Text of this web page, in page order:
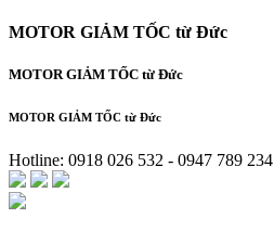
MOTOR GIẢM TỐC từ Đức
MOTOR GIẢM TỐC từ Đức
MOTOR GIẢM TỐC từ Đức
Hotline: 0918 026 532 - 0947 789 234